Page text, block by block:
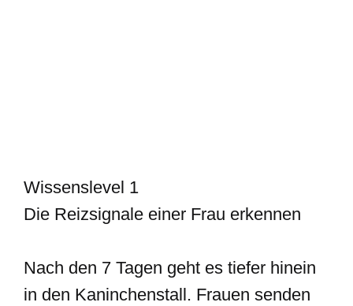
Wissenslevel 1
Die Reizsignale einer Frau erkennen
Nach den 7 Tagen geht es tiefer hinein
in den Kaninchenstall. Frauen senden